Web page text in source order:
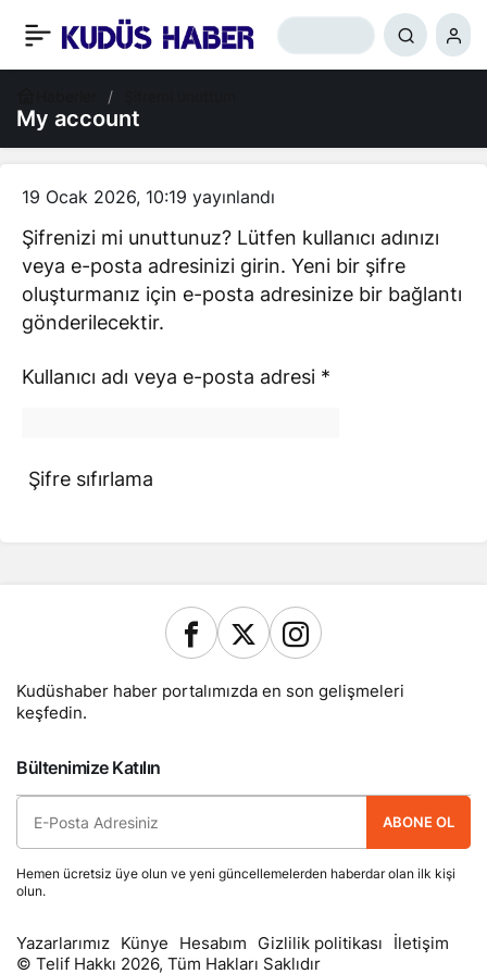
My account
19 Ocak 2026, 10:19 yayınlandı
Şifrenizi mi unuttunuz? Lütfen kullanıcı adınızı
veya e-posta adresinizi girin. Yeni bir şifre
oluşturmanız için e-posta adresinize bir bağlantı
gönderilecektir.
Kullanıcı adı veya e-posta adresi *
Şifre sıfırlama
Kudüshaber haber portalımızda en son gelişmeleri
keşfedin.
Bültenimize Katılın
ABONE OL
Hemen ücretsiz üye olun ve yeni güncellemelerden haberdar olan ilk kişi
olun.
Yazarlarımız Künye Hesabım Gizlilik politikası
İletişim
© Telif Hakkı 2026, Tüm Hakları Saklıdır